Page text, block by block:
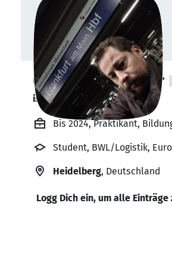
Christoph Spaller
ist offen für Projekte. 🔎
Bis 2024, Praktikant,
Student, BWL/Logistik,
Heidelberg, Deutschland
Logg Dich ein, um alle Einträge